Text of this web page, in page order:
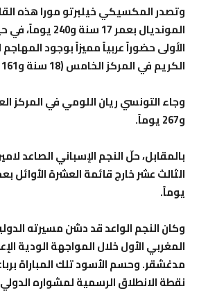
وتصدر المكسيكي خيلبرتو مورا هذه
المونديال بعمر 17
الأولى حضوراً عربياً مميزاً بوجود
الكريم في المركز الخامس (18 سنة و161 يوماً).
و267 يوماً.
بالمقابل، حلّ النجم الإسباني الصاعد
يوماً.
وكان النجم الواعد قد دشن مسيرته
المغربي الأول خلال المواجهة الودية
مدغشقر. وحسم الأسود تلك المباراة
نقطة الانطلاق الرسمية لمشواره